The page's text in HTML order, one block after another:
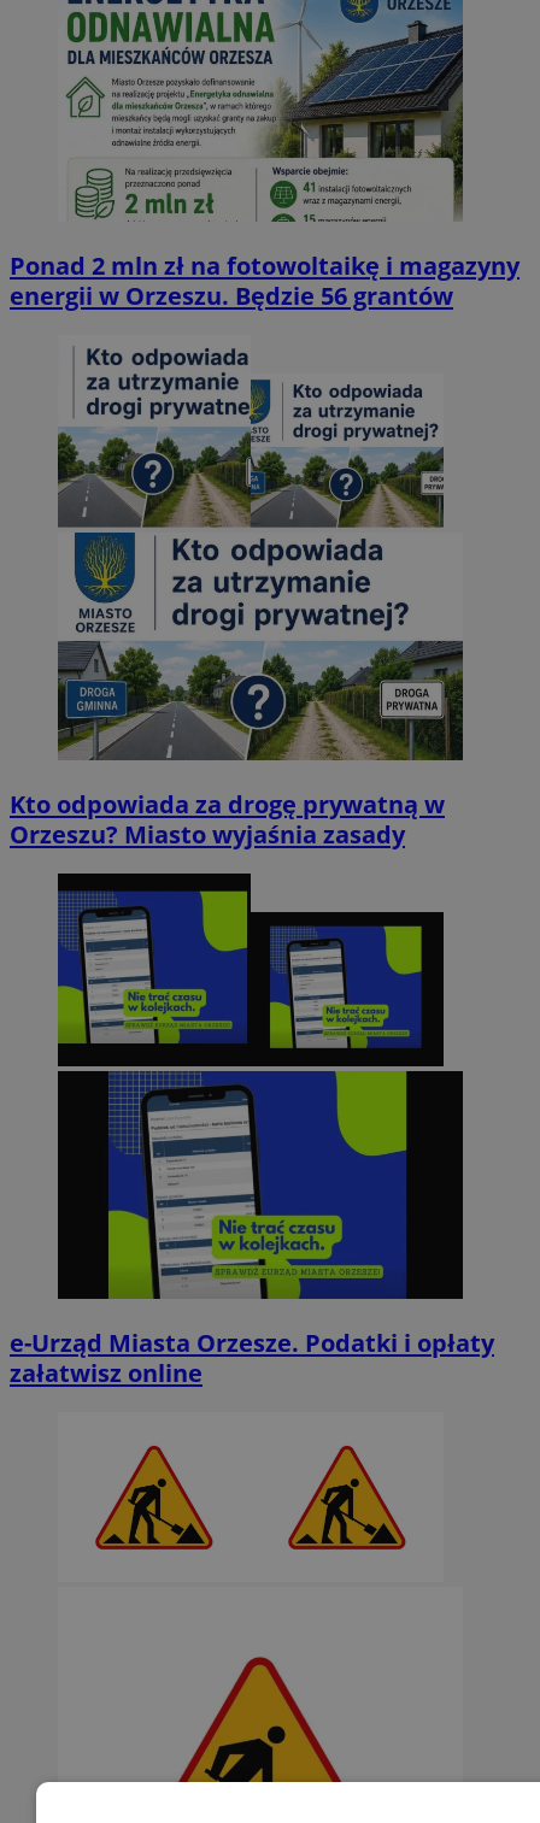
Ponad 2 mln zł na fotowoltaikę i magazyny
energii w Orzeszu. Będzie 56 grantów
Kto odpowiada za drogę prywatną w
Orzeszu? Miasto wyjaśnia zasady
e-Urząd Miasta Orzesze. Podatki i opłaty
załatwisz online